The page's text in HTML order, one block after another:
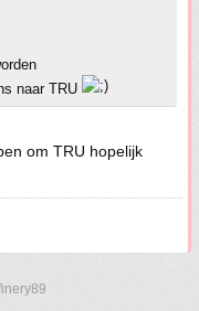
naar TRU
om TRU hopelijk